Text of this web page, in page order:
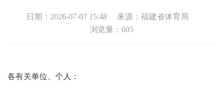
日期：2026-07-07 15:48
来源：福建省体育局
浏览量：605
各有关单位、个人：